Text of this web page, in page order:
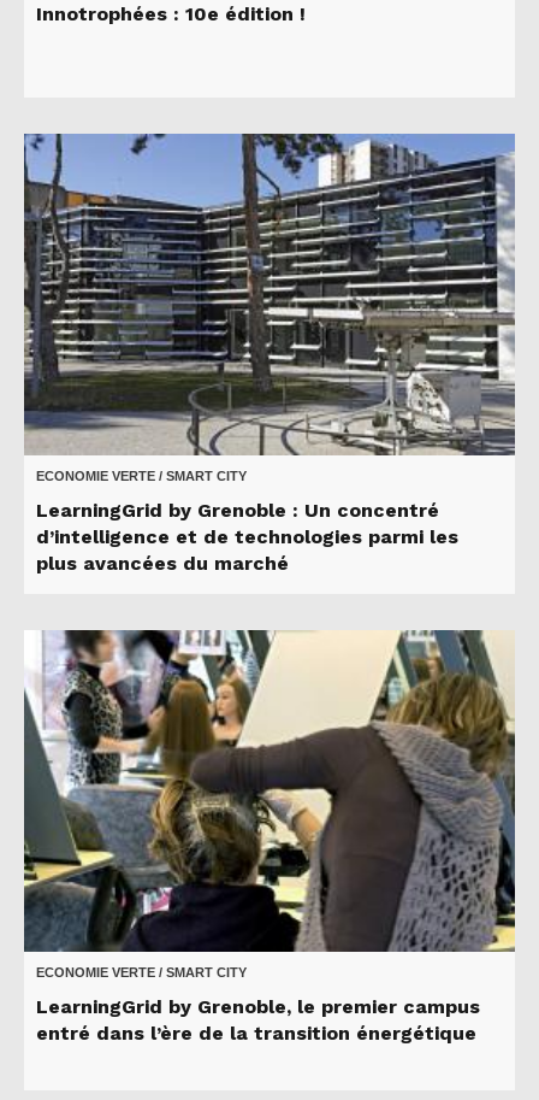
Innotrophées : 10e édition !
ECONOMIE VERTE / SMART CITY
LearningGrid by Grenoble : Un concentré
d’intelligence et de technologies parmi les
plus avancées du marché
ECONOMIE VERTE / SMART CITY
LearningGrid by Grenoble, le premier campus
entré dans l’ère de la transition énergétique